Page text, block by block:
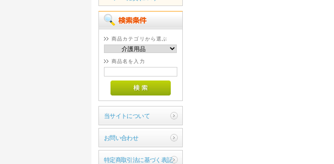
商品カテゴリから選ぶ
商品名を入力
当サイトについて
お問い合わせ
特定商取引法に基づく表記